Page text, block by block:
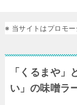
※ 当サイトはプロモー
「くるまや
い」の味噌ラ